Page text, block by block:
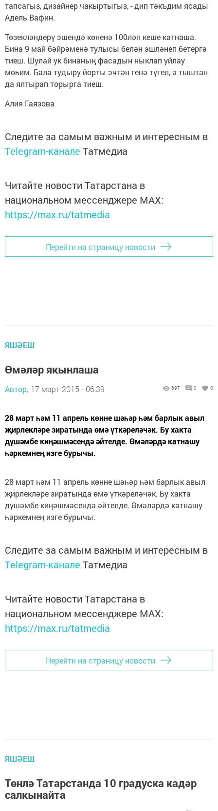
тапсагыз, дизайнер чакыртыгыз, - дип тәкъдим ясады
Адель Вафин.
Төзекләндерү эшендә көненә 100ләп кеше катнаша.
Бина 9 май бәйрәменә тулысы белән эшләнеп бетергә
тиеш. Шулай ук бинаның фасадын ныклап уйлау
мөһим. Бала тудыру йорты эчтән генә түгел, ә тыштан
да ялтырап торырга тиеш.
Алия Гаязова
Следите за самым важным и интересным в
Telegram-канале Татмедиа
Читайте новости Татарстана в
национальном мессенджере MАХ:
https://max.ru/tatmedia
Перейти на страницу новости
ЯШӘЕШ
Өмәләр якынлаша
Автор, 17 март 2015 - 06:39 697 0 0
28 март һәм 11 апрель көнне шәһәр һәм барлык авыл
җирлекләре зиратында өмә үткәреләчәк. Бу хакта
дүшәмбе киңәшмәсендә әйтелде. Өмәләрдә катнашу
һәркемнең изге бурычы.
28 март һәм 11 апрель көнне шәһәр һәм барлык авыл
җирлекләре зиратында өмә үткәреләчәк. Бу хакта
дүшәмбе киңәшмәсендә әйтелде. Өмәләрдә катнашу
һәркемнең изге бурычы.
Следите за самым важным и интересным в
Telegram-канале Татмедиа
Читайте новости Татарстана в
национальном мессенджере MАХ:
https://max.ru/tatmedia
Перейти на страницу новости
ЯШӘЕШ
Төнлә Татарстанда 10 градуска кадәр
салкынайта